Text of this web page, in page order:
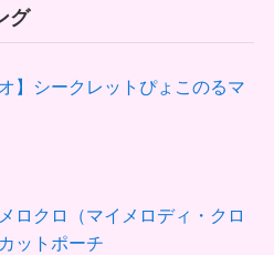
グ
オ】シークレットぴょこのるマ
ロクロ（マイメロディ・クロ
ットポーチ